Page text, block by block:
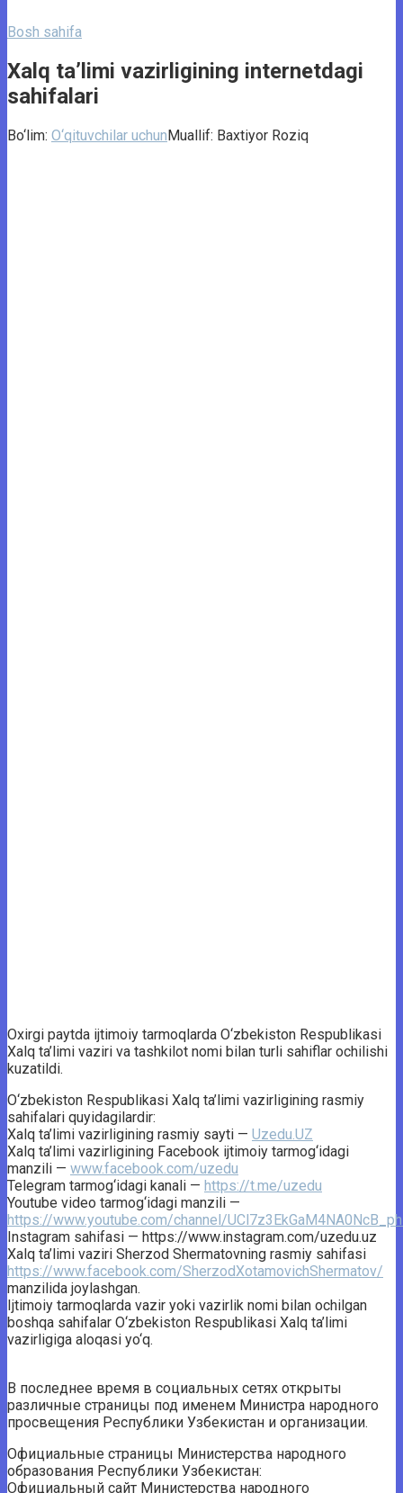
Bosh sahifa
Xalq ta’limi vazirligining internetdagi
sahifalari
Bo‘lim: O‘qituvchilar uchunMuallif: Baxtiyor Roziq
Oxirgi paytda ijtimoiy tarmoqlarda O‘zbekiston Respublikasi
Xalq ta’limi vaziri va tashkilot nomi bilan turli sahiflar ochilishi
kuzatildi.
O‘zbekiston Respublikasi Xalq ta’limi vazirligining rasmiy
sahifalari quyidagilardir:
Xalq ta’limi vazirligining rasmiy sayti — Uzedu.UZ
Xalq ta’limi vazirligining Facebook ijtimoiy tarmog‘idagi
manzili — www.facebook.com/uzedu
Telegram tarmog‘idagi kanali — https://t.me/uzedu
Youtube video tarmog‘idagi manzili —
https://www.youtube.com/channel/
Instagram sahifasi — https://www.instagram.com/uzedu.uz
Xalq ta’limi vaziri Sherzod Shermatovning rasmiy sahifasi
https://www.facebook.com/SherzodXotamovichShermatov/
manzilida joylashgan.
Ijtimoiy tarmoqlarda vazir yoki vazirlik nomi bilan ochilgan
boshqa sahifalar O‘zbekiston Respublikasi Xalq ta’limi
vazirligiga aloqasi yo‘q.
В последнее время в социальных сетях открыты
различные страницы под именем Министра народного
просвещения Республики Узбекистан и организации.
Официальные страницы Министерства народного
образования Республики Узбекистан:
Официальный сайт Министерства народного